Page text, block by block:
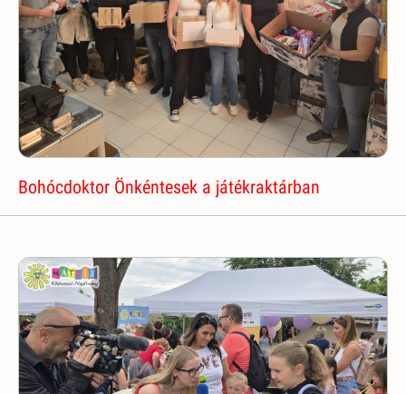
Bohócdoktor Önkéntesek a játékraktárban